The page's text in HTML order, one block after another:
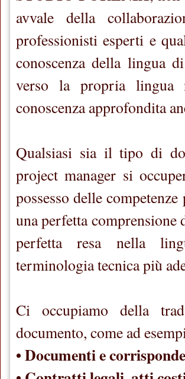
avvale della
professionisti esperti e
conoscenza della lingua
verso la propria lingua
conoscenza approfondita
Qualsiasi sia il tipo di
project manager si
possesso delle
una perfetta comprensione
perfetta resa nella
terminologia tecnica più
Ci occupiamo della
documento, come ad
• Documenti e